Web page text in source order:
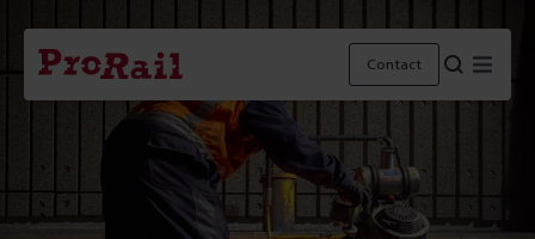
Navigatie
Homepage
ProRail
Contact